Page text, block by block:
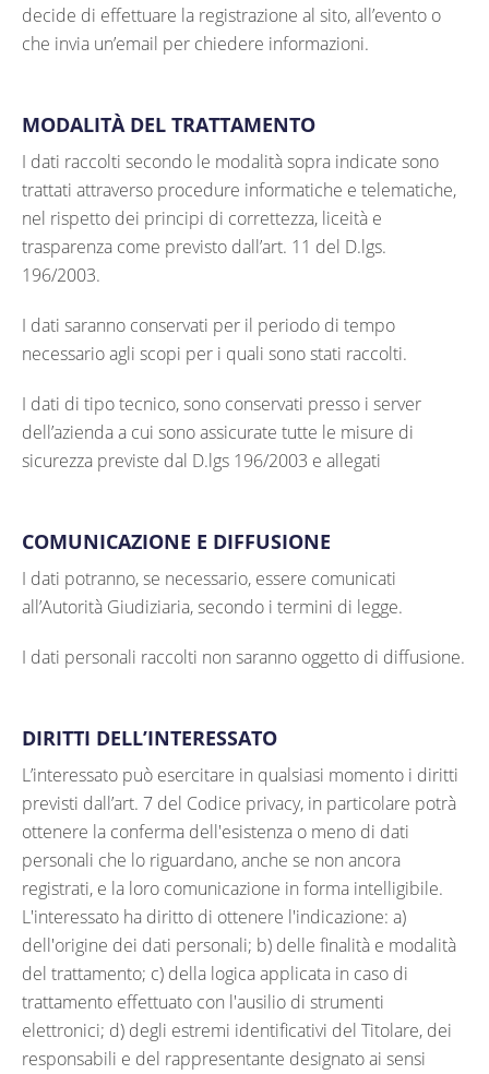
decide di effettuare la registrazione al sito, all’evento o
che invia un’email per chiedere informazioni.
MODALITÀ DEL TRATTAMENTO
I dati raccolti secondo le modalità sopra indicate sono
trattati attraverso procedure informatiche e telematiche,
nel rispetto dei principi di correttezza, liceità e
trasparenza come previsto dall’art. 11 del D.lgs.
196/2003.
I dati saranno conservati per il periodo di tempo
necessario agli scopi per i quali sono stati raccolti.
I dati di tipo tecnico, sono conservati presso i server
dell’azienda a cui sono assicurate tutte le misure di
sicurezza previste dal D.lgs 196/2003 e allegati
COMUNICAZIONE E DIFFUSIONE
I dati potranno, se necessario, essere comunicati
all’Autorità Giudiziaria, secondo i termini di legge.
I dati personali raccolti non saranno oggetto di diffusione.
DIRITTI DELL’INTERESSATO
L’interessato può esercitare in qualsiasi momento i diritti
previsti dall’art. 7 del Codice privacy, in particolare potrà
ottenere la conferma dell'esistenza o meno di dati
personali che lo riguardano, anche se non ancora
registrati, e la loro comunicazione in forma intelligibile.
L'interessato ha diritto di ottenere l'indicazione: a)
dell'origine dei dati personali; b) delle finalità e modalità
del trattamento; c) della logica applicata in caso di
trattamento effettuato con l'ausilio di strumenti
elettronici; d) degli estremi identificativi del Titolare, dei
responsabili e del rappresentante designato ai sensi